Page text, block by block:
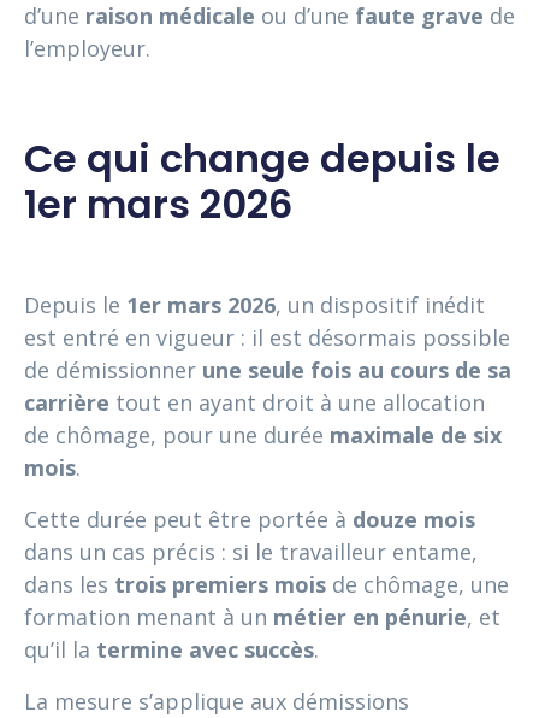
d’une raison médicale ou d’une faute grave de
l’employeur.
Ce qui change depuis le
1er mars 2026
Depuis le 1er mars 2026, un dispositif inédit
est entré en vigueur : il est désormais possible
de démissionner une seule fois au cours de sa
carrière tout en ayant droit à une allocation
de chômage, pour une durée maximale de six
mois.
Cette durée peut être portée à douze mois
dans un cas précis : si le travailleur entame,
dans les trois premiers mois de chômage, une
formation menant à un métier en pénurie, et
qu’il la termine avec succès.
La mesure s’applique aux démissions